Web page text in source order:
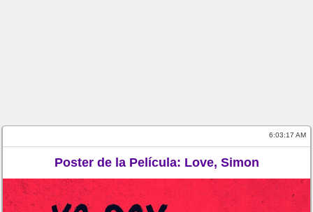
6:03:17 AM
Poster de la Película: Love, Simon